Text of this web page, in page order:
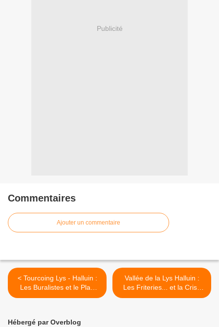
Publicité
Commentaires
Ajouter un commentaire
< Tourcoing Lys - Halluin :
Les Buralistes et le Plan
d'Aide ? (Janv. 2023).
Vallée de la Lys Halluin :
Les Friteries... et la Crise
(Janv. 2023). >
Hébergé par Overblog